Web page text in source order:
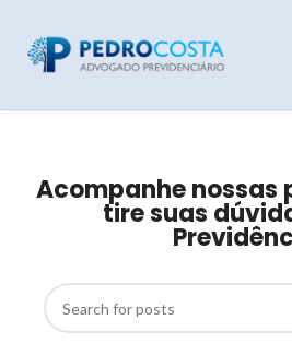
Acompanhe nossas
tire suas